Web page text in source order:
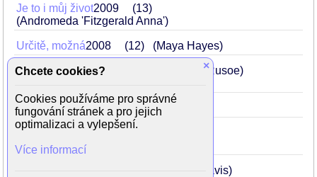
Je to i můj život2009
13
(Andromeda 'Fitzgerald Anna')
Určitě, možná2008 12 (Maya Hayes)
Zapomenutý ostrov (Nim Rusoe)
Koření života2007 11 (Zoe)
Santa Claus 3: Úniková klauzule
10
(Trish)
(Sarah Davis)
×
Chcete cookies?
Cookies používáme pro správné
fungování stránek a pro jejich
optimalizaci a vylepšení.
Více informací